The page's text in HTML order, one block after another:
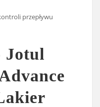
przepływu
Jotul